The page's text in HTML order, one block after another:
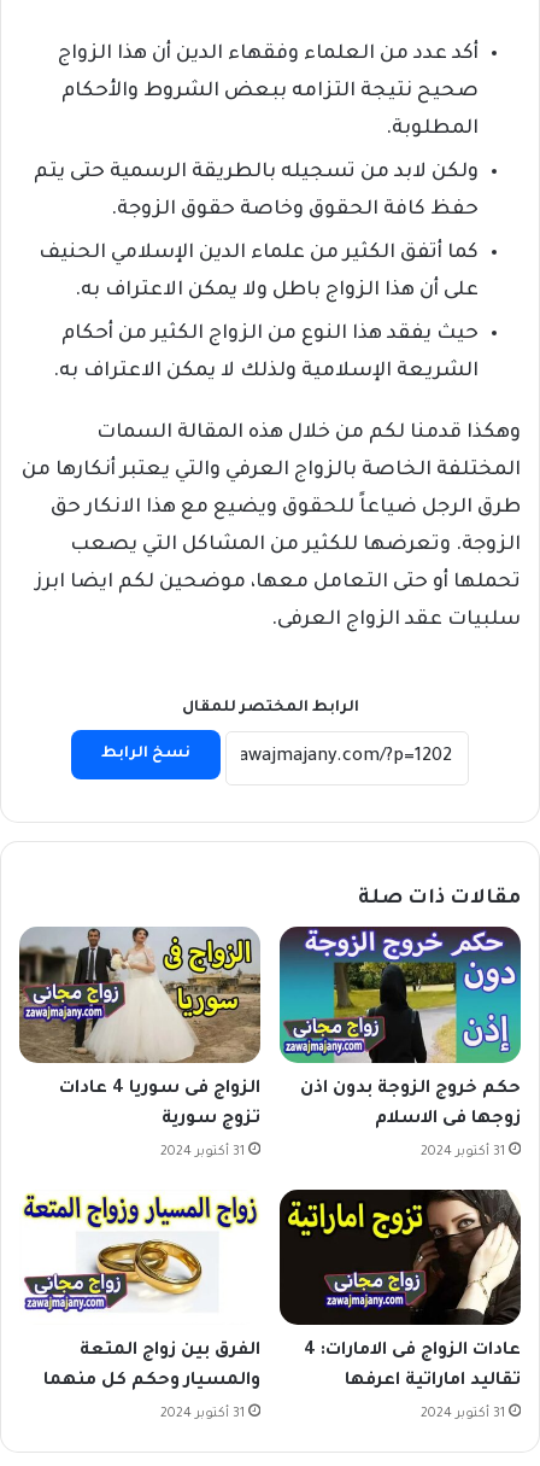
أكد عدد من العلماء وفقهاء الدين أن هذا الزواج
صحيح نتيجة التزامه ببعض الشروط والأحكام
المطلوبة.
ولكن لابد من تسجيله بالطريقة الرسمية حتى يتم
حفظ كافة الحقوق وخاصة حقوق الزوجة.
كما أتفق الكثير من علماء الدين الإسلامي الحنيف
على أن هذا الزواج باطل ولا يمكن الاعتراف به.
حيث يفقد هذا النوع من الزواج الكثير من أحكام
الشريعة الإسلامية ولذلك لا يمكن الاعتراف به.
وهكذا قدمنا لكم من خلال هذه المقالة السمات
المختلفة الخاصة بالزواج العرفي والتي يعتبر أنكارها من
طرق الرجل ضياعاً للحقوق ويضيع مع هذا الانكار حق
الزوجة. وتعرضها للكثير من المشاكل التي يصعب
تحملها أو حتى التعامل معها، موضحين لكم ايضا ابرز
سلبيات عقد الزواج العرفى.
الرابط المختصر للمقال
نسخ الرابط
مقالات ذات صلة
حكم خروج الزوجة بدون اذن
زوجها فى الاسلام
31 أكتوبر 2024
الزواج فى سوريا 4 عادات
تزوج سورية
31 أكتوبر 2024
عادات الزواج فى الامارات: 4
تقاليد اماراتية اعرفها
31 أكتوبر 2024
الفرق بين زواج المتعة
والمسيار وحكم كل منهما
31 أكتوبر 2024